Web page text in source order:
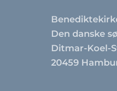
Den danske
Ditmar-Koel-
20459